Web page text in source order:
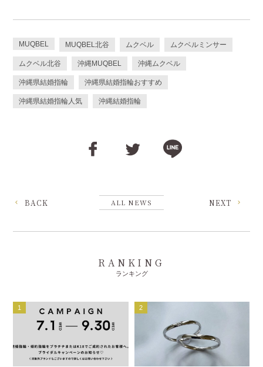
MUQBEL MUQBEL北谷 ムクベル ムクベルミンサー
ムクベル北谷 沖縄MUQBEL 沖縄ムクベル
沖縄県結婚指輪 沖縄県結婚指輪おすすめ
沖縄県結婚指輪人気 沖縄結婚指輪
BACK ALL NEWS NEXT
RANKING
ランキング